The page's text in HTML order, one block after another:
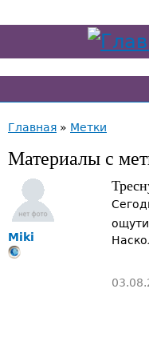
Главная » Метки
Материалы с
Miki